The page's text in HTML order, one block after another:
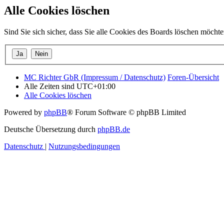
Alle Cookies löschen
Sind Sie sich sicher, dass Sie alle Cookies des Boards löschen
MC Richter GbR (Impressum / Datenschutz) Foren-Übersicht
Alle Zeiten sind UTC+01:00
Alle Cookies löschen
Powered by phpBB® Forum Software © phpBB Limited
Deutsche Übersetzung durch phpBB.de
Datenschutz | Nutzungsbedingungen